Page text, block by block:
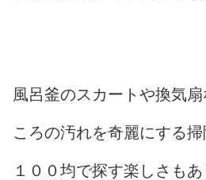
風呂釜のスカートや換気
ころの汚れを奇麗にする
１００均で探す楽しさも